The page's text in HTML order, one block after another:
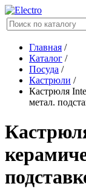
Главная /
Каталог /
Посуда /
Кастрюли /
Кастрюля
метал.